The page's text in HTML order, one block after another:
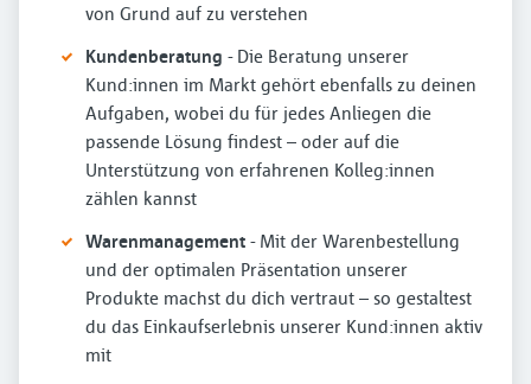
von Grund auf zu verstehen
Kundenberatung - Die Beratung unserer
Kund:innen im Markt gehört ebenfalls zu deinen
Aufgaben, wobei du für jedes Anliegen die
passende Lösung findest – oder auf die
Unterstützung von erfahrenen Kolleg:innen
zählen kannst
Warenmanagement - Mit der Warenbestellung
und der optimalen Präsentation unserer
Produkte machst du dich vertraut – so gestaltest
du das Einkaufserlebnis unserer Kund:innen aktiv
mit